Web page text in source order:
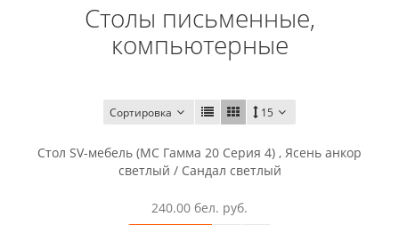
Столы письменные,
компьютерные
Сортировка 15